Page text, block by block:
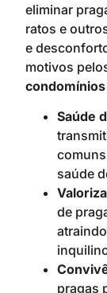
eliminar
ratos e
e
motivos
condomínios
Saúde
saúde
de
pragas